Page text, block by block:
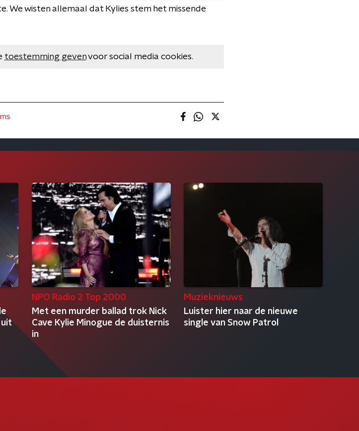
We wisten allemaal dat Kylies stem het missende
toestemming gevenvoor social media cookies.
uit
NPO Radio 2 Top 2000
Met een murder ballad trok Nick
Cave Kylie Minogue de duisternis
in
Muzieknieuws
Luister hier naar de nieuwe
single van Snow Patrol